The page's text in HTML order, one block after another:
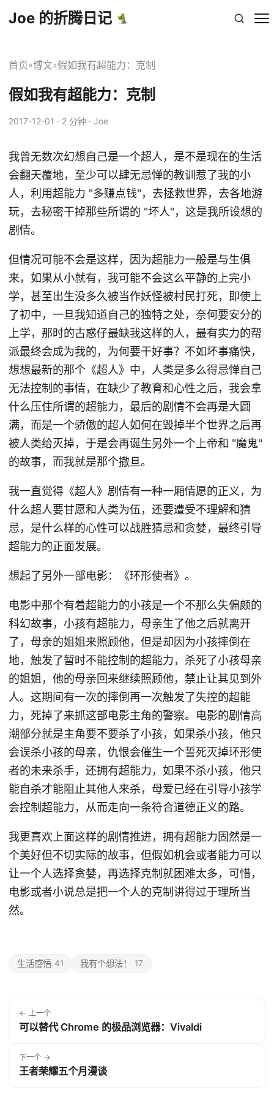
Joe 的折腾日记
首页»博文»假如我有超能力：克制
假如我有超能力：克制
2017-12-01 · 2 分钟 · Joe
我曾无数次幻想自己是一个超人，是不是现在的生活
会翻天覆地，至少可以肆无忌惮的教训惹了我的小
人，利用超能力 "多赚点钱"，去拯救世界，去各地游
玩，去秘密干掉那些所谓的 "坏人"，这是我所设想的
剧情。
但情况可能不会是这样，因为超能力一般是与生俱
来，如果从小就有，我可能不会这么平静的上完小
学，甚至出生没多久被当作妖怪被村民打死，即使上
了初中，一旦我知道自己的独特之处，奈何要安分的
上学，那时的古惑仔最缺我这样的人，最有实力的帮
派最终会成为我的，为何要干好事？不如坏事痛快，
想想最新的那个《超人》中，人类是多么得忌惮自己
无法控制的事情，在缺少了教育和心性之后，我会拿
什么压住所谓的超能力，最后的剧情不会再是大圆
满，而是一个骄傲的超人如何在毁掉半个世界之后再
被人类给灭掉，于是会再诞生另外一个上帝和 "魔鬼"
的故事，而我就是那个撒旦。
我一直觉得《超人》剧情有一种一厢情愿的正义，为
什么超人要甘愿和人类为伍，还要遭受不理解和猜
忌，是什么样的心性可以战胜猜忌和贪婪，最终引导
超能力的正面发展。
想起了另外一部电影：《环形使者》。
电影中那个有着超能力的小孩是一个不那么失偏颇的
科幻故事，小孩有超能力，母亲生了他之后就离开
了，母亲的姐姐来照顾他，但是却因为小孩摔倒在
地，触发了暂时不能控制的超能力，杀死了小孩母亲
的姐姐，他的母亲回来继续照顾他，禁止让其见到外
人。这期间有一次的摔倒再一次触发了失控的超能
力，死掉了来抓这部电影主角的警察。电影的剧情高
潮部分就是主角要不要杀了小孩，如果杀小孩，他只
会误杀小孩的母亲，仇恨会催生一个誓死灭掉环形使
者的未来杀手，还拥有超能力，如果不杀小孩，他只
能自杀才能阻止其他人来杀，母爱已经在引导小孩学
会控制超能力，从而走向一条符合道德正义的路。
我更喜欢上面这样的剧情推进，拥有超能力固然是一
个美好但不切实际的故事，但假如机会或者能力可以
让一个人选择贪婪，再选择克制就困难太多，可惜，
电影或者小说总是把一个人的克制讲得过于理所当
然。
生活感悟 41 我有个想法！ 17
← 上一个
可以替代 Chrome 的极品浏览器：Vivaldi
下一个 →
王者荣耀五个月漫谈